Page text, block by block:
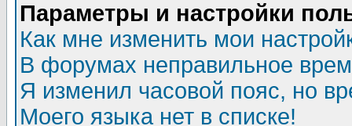
Параметры и настройки
Как мне изменить мои
В форумах неправильное
Я изменил часовой пояс, но
Моего языка нет в списке!